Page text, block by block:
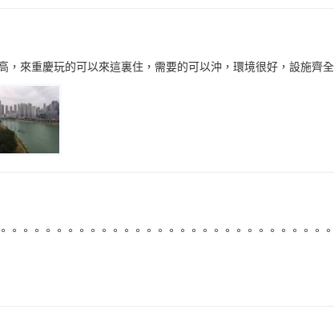
，來重慶玩的可以來這裏住，需要的可以沖，環境很好，設施齊全
。。。。。。。。。。。。。。。。。。。。。。。。。。。